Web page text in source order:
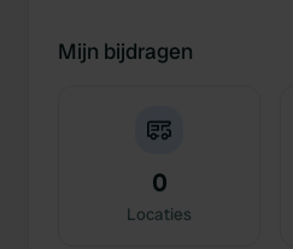
Mijn bijdragen
0
Locaties